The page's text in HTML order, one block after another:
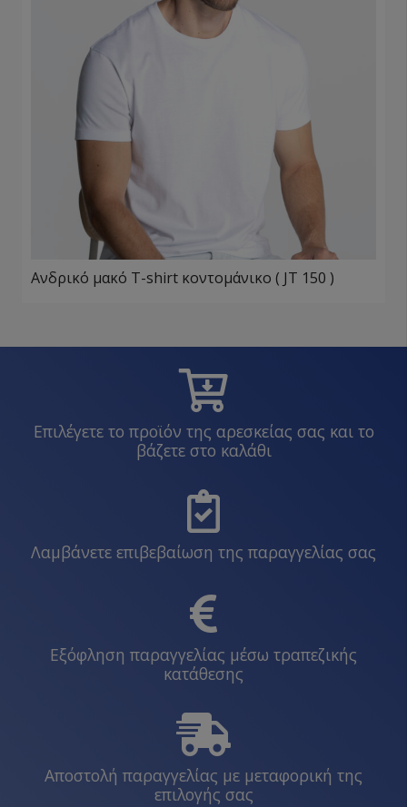
Ανδρικό μακό T-shirt κοντομάνικο ( JT 150 )
Επιλέγετε το προϊόν της αρεσκείας σας και το
βάζετε στο καλάθι
Λαμβάνετε επιβεβαίωση της παραγγελίας σας
Εξόφληση παραγγελίας μέσω τραπεζικής
κατάθεσης
Αποστολή παραγγελίας με μεταφορική της
επιλογής σας